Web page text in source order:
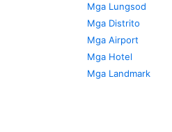
Mga Lungsod
Mga Distrito
Mga Airport
Mga Hotel
Mga Landmark